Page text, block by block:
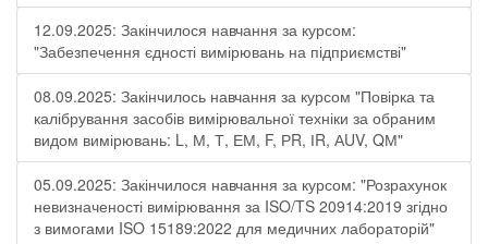
12.09.2025: Закінчилося навчання за курсом:
"Забезпечення єдності вимірювань на підприємстві"
08.09.2025: Закінчилось навчання за курсом "Повірка та
калібрування засобів вимірювальної техніки за обраним
видом вимірювань: L, М, Т, ЕМ, F, РR, ІR, АUV, QМ"
05.09.2025: Закінчилося навчання за курсом: "Розрахунок
невизначеності вимірювання за ISO/TS 20914:2019 згідно
з вимогами ISO 15189:2022 для медичних лабораторій"